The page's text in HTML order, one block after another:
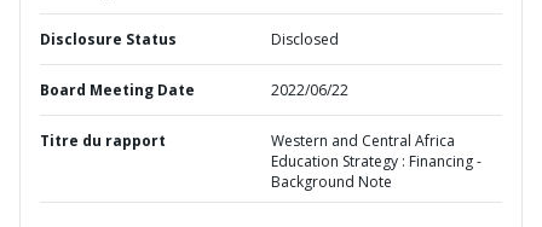
Disclosure Status Disclosed
Board Meeting Date 2022/06/22
Titre du rapport
Western and Central Africa
Education Strategy : Financing -
Background Note